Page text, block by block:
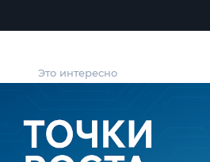
Это интересно